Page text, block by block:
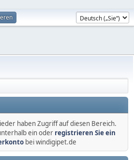
haben Zugriff auf diesen Bereich.
ein oder registrieren Sie ein
bei windigipet.de